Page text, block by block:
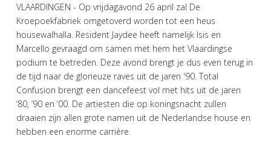
VLAARDINGEN - Op vrijdagavond 26 april zal De
Kroepoekfabriek omgetoverd worden tot een heus
housewalhalla. Resident Jaydee heeft namelijk Isis en
Marcello gevraagd om samen met hem het Vlaardingse
podium te betreden. Deze avond brengt je dus even terug in
de tijd naar de glorieuze raves uit de jaren '90. Total
Confusion brengt een dancefeest vol met hits uit de jaren
‘80, ’90 en ‘00. De artiesten die op koningsnacht zullen
draaien zijn allen grote namen uit de Nederlandse house en
hebben een enorme carrière.